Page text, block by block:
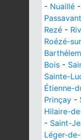
- Nuaillé -
Rezé -
Roézé-
Bois -
Sainte-
Étienne-
Prinçay -
Hilaire-
- Saint-
Léger-